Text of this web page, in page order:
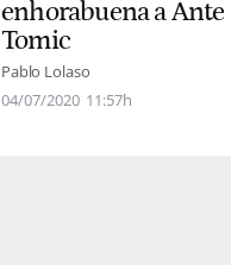
enhorabuena a Ante
Tomic
Pablo Lolaso
04/07/2020 11:57h